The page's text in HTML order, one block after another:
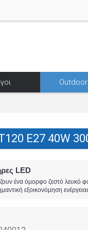
E27 40W
LED
ένα όμορφο ζεστό λευκό
εξοικονόμηση